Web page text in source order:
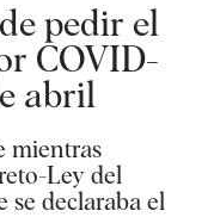
pedir el
COVID-
abril
mientras
Ley del
se declaraba el